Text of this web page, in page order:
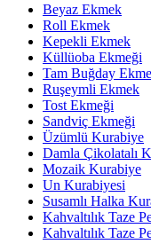
Beyaz Ekmek
Roll Ekmek
Kepekli Ekmek
Küllüoba Ekmeği
Tam Buğday
Ruşeymli Ekmek
Tost Ekmeği
Sandviç Ekmeği
Üzümlü Kurabiye
Damla Çikolatalı
Mozaik Kurabiye
Un Kurabiyesi
Susamlı Halka
Kahvaltılık Taze
Kahvaltılık Taze